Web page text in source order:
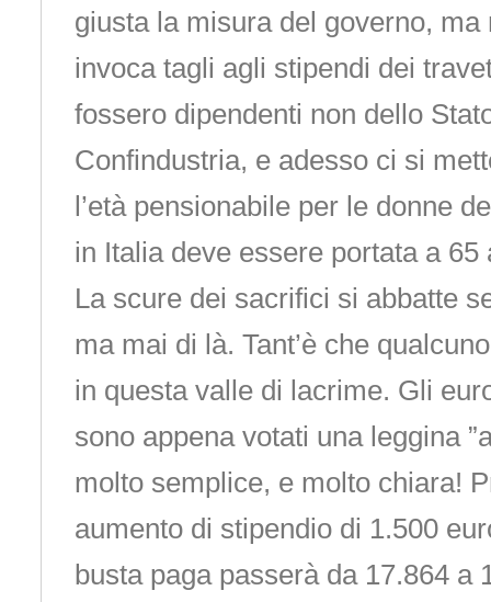
giusta la misura del governo, ma
invoca tagli agli stipendi dei
fossero dipendenti non dello
Confindustria, e adesso ci si
l’età pensionabile per le donne
in Italia deve essere portata a 65
La scure dei sacrifici si abbatte
ma mai di là. Tant’è che
in questa valle di lacrime. Gli
sono appena votati una leggina
molto semplice, e molto chiara!
aumento di stipendio di 1.500
busta paga passerà da 17.864 a